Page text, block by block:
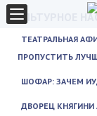
КУЛЬТУРНОЕ
ТЕАТРАЛЬНАЯ
ПРОПУСТИТЬ
ШОФАР: ЗАЧЕМ
ДВОРЕЦ КНЯГИНИ